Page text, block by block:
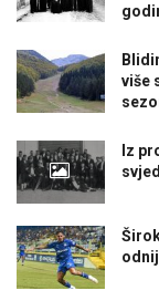
više
Iz